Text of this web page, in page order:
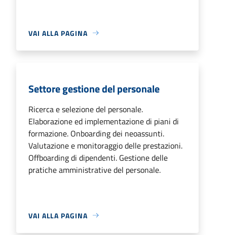
VAI ALLA PAGINA
Settore gestione del personale
Ricerca e selezione del personale.
Elaborazione ed implementazione di piani di
formazione. Onboarding dei neoassunti.
Valutazione e monitoraggio delle prestazioni.
Offboarding di dipendenti. Gestione delle
pratiche amministrative del personale.
VAI ALLA PAGINA